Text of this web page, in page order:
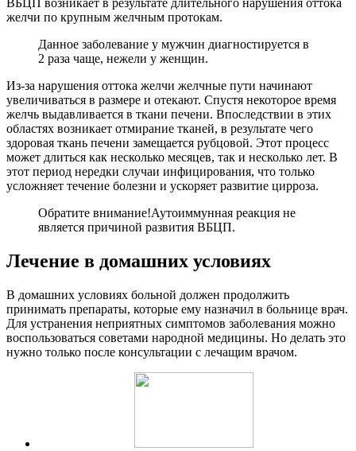
ВБЦП возникает в результате длительного нарушения оттока
желчи по крупным желчным протокам.
Данное заболевание у мужчин диагностируется в
2 раза чаще, нежели у женщин.
Из-за нарушения оттока желчи желчные пути начинают
увеличиваться в размере и отекают. Спустя некоторое время
желчь выдавливается в ткани печени. Впоследствии в этих
областях возникает отмирание тканей, в результате чего
здоровая ткань печени замещается рубцовой. Этот процесс
может длиться как несколько месяцев, так и несколько лет. В
этот период нередки случаи инфицирования, что только
усложняет течение болезни и ускоряет развитие цирроза.
Обратите внимание!Аутоиммунная реакция не
является причиной развития ВБЦП.
Лечение в домашних условиях
В домашних условиях больной должен продолжить
принимать препараты, которые ему назначил в больнице врач.
Для устранения неприятных симптомов заболевания можно
воспользоваться советами народной медицины. Но делать это
нужно только после консультации с лечащим врачом.